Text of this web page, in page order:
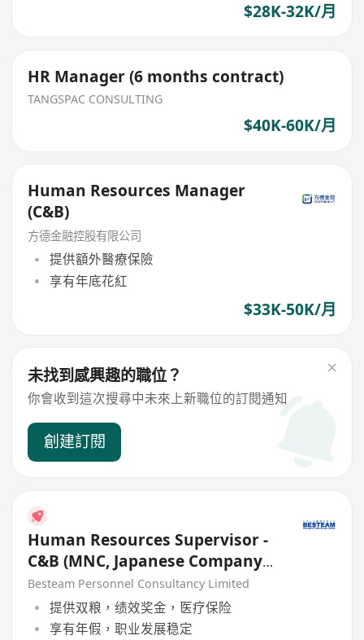
$28K-32K/月
HR Manager (6 months contract)
TANGSPAC CONSULTING
$40K-60K/月
Human Resources Manager
(C&B)
方德金融控股有限公司
提供額外醫療保險
享有年底花紅
$33K-50K/月
未找到感興趣的職位？
你會收到這次搜尋中未來上新職位的訂閱通知
創建訂閱
Human Resources Supervisor -
C&B (MNC, Japanese Company)
26K - 27K
Besteam Personnel Consultancy Limited
提供双粮，绩效奖金，医疗保险
享有年假，职业发展稳定